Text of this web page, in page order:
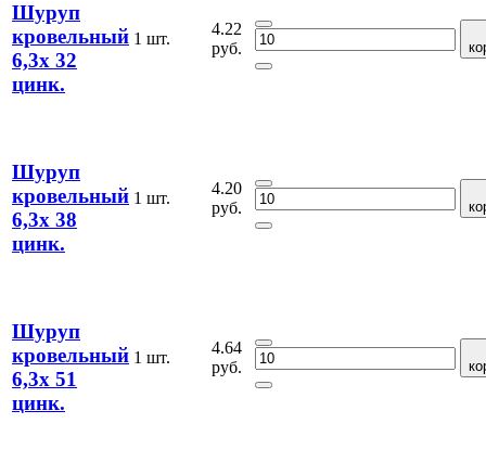
Шуруп
кровельный
6,3х 32
цинк.
1 шт.
4.22
руб.
Шуруп
кровельный
6,3х 38
цинк.
1 шт.
4.20
руб.
Шуруп
кровельный
6,3х 51
цинк.
1 шт.
4.64
руб.